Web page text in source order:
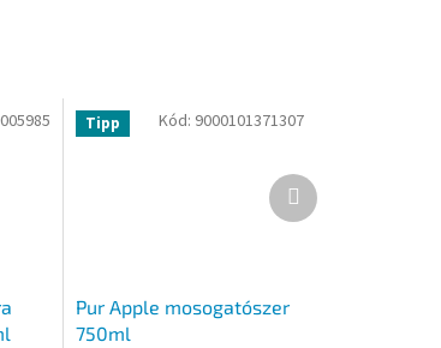
Tipp
Pur Apple mosogatószer
750ml
Kód: 9000101371307
Következő
termék